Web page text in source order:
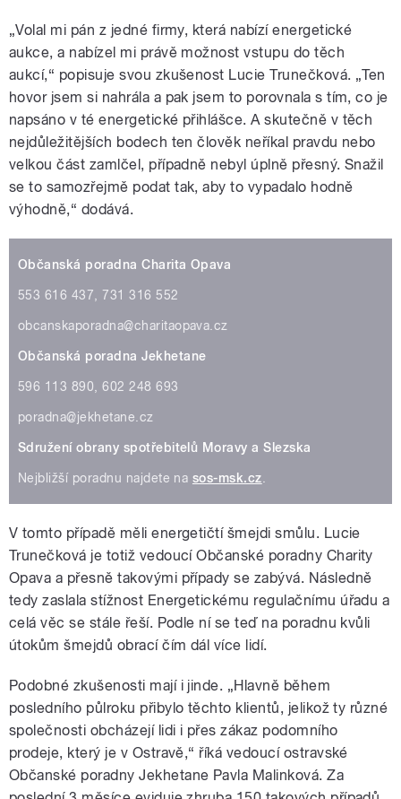
„Volal mi pán z jedné firmy, která nabízí energetické
aukce, a nabízel mi právě možnost vstupu do těch
aukcí,“ popisuje svou zkušenost Lucie Trunečková. „Ten
hovor jsem si nahrála a pak jsem to porovnala s tím, co je
napsáno v té energetické přihlášce. A skutečně v těch
nejdůležitějších bodech ten člověk neříkal pravdu nebo
velkou část zamlčel, případně nebyl úplně přesný. Snažil
se to samozřejmě podat tak, aby to vypadalo hodně
výhodně,“ dodává.
Občanská poradna Charita Opava
553 616 437, 731 316 552
obcanskaporadna@charitaopava.cz
Občanská poradna Jekhetane
596 113 890, 602 248 693
poradna@jekhetane.cz
Sdružení obrany spotřebitelů Moravy a Slezska
Nejbližší poradnu najdete na sos-msk.cz
V tomto případě měli energetičtí šmejdi smůlu. Lucie
Trunečková je totiž vedoucí Občanské poradny Charity
Opava a přesně takovými případy se zabývá. Následně
tedy zaslala stížnost Energetickému regulačnímu úřadu a
celá věc se stále řeší. Podle ní se teď na poradnu kvůli
útokům šmejdů obrací čím dál více lidí.
Podobné zkušenosti mají i jinde. „Hlavně během
posledního půlroku přibylo těchto klientů, jelikož ty různé
společnosti obcházejí lidi i přes zákaz podomního
prodeje, který je v Ostravě,“ říká vedoucí ostravské
Občanské poradny Jekhetane Pavla Malinková. Za